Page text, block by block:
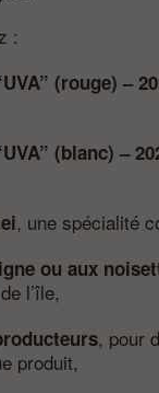
:
(rouge) –
(blanc) –
, une spécialité
ou aux
l’île,
, pour
produit,